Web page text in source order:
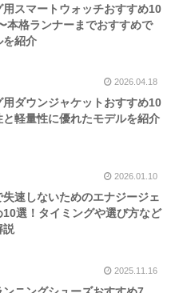
用スマートウォッチおすすめ10
本格ランナーまでおすすめで
を紹介
2026.04.18
用ダウンジャケットおすすめ10
と軽量性に優れたモデルを紹介
2026.01.10
失速しないためのエナジージェ
10選！タイミングや選び方など
説
2025.11.16